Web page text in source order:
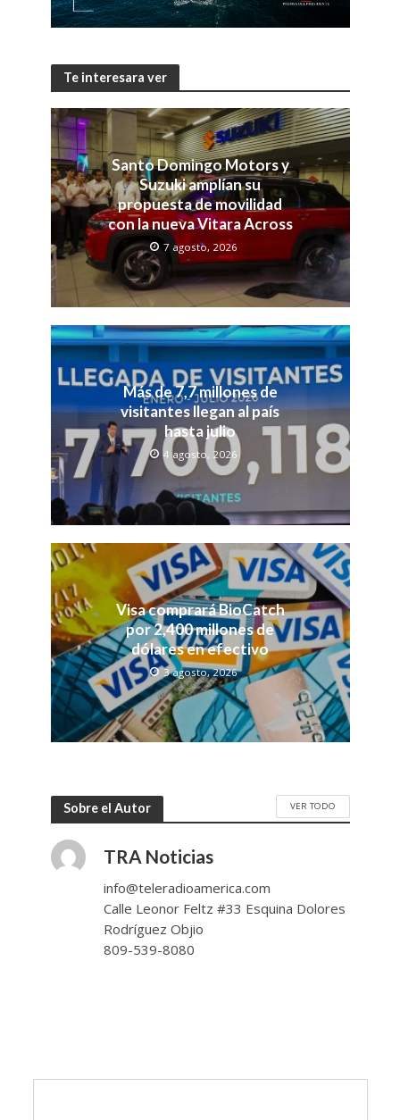
Te interesara ver
Santo Domingo Motors y
Suzuki amplían su
propuesta de movilidad
con la nueva Vitara Across
7 agosto, 2026
Más de 7,7 millones de
visitantes llegan al país
hasta julio
4 agosto, 2026
Visa comprará BioCatch
por 2,400 millones de
dólares en efectivo
3 agosto, 2026
Sobre el Autor VER TODO
TRA Noticias
info@teleradioamerica.com
Calle Leonor Feltz #33 Esquina Dolores
Rodríguez Objio
809-539-8080